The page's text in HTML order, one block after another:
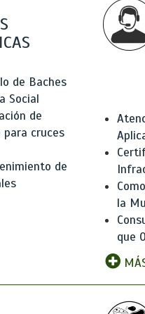
de Baches
Social
de
para cruces
de
la
que